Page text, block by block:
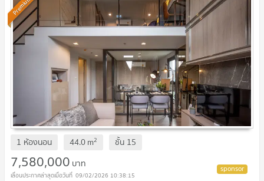
Premium
1 ห้องนอน 44.0m2 ชั้น 15
7,580,000 บาท
09/02/2026 10:38:15